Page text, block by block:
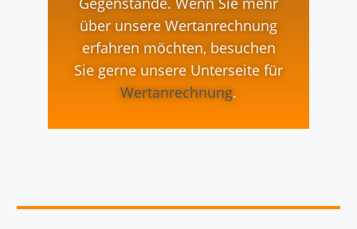
über unsere Wertanrechnung
erfahren möchten, besuchen
Sie gerne unsere Unterseite für
Wertanrechnung.